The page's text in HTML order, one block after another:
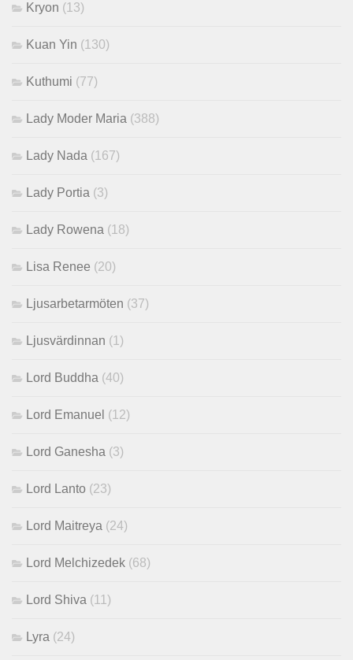
Kryon (13)
Kuan Yin (130)
Kuthumi (77)
Lady Moder Maria (388)
Lady Nada (167)
Lady Portia (3)
Lady Rowena (18)
Lisa Renee (20)
Ljusarbetarmöten (37)
Ljusvärdinnan (1)
Lord Buddha (40)
Lord Emanuel (12)
Lord Ganesha (3)
Lord Lanto (23)
Lord Maitreya (24)
Lord Melchizedek (68)
Lord Shiva (11)
Lyra (24)